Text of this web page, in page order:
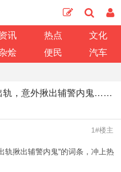
讯 热点
文化
烩 便民 汽车
轨，意外揪出辅警内鬼……
1#楼主
轨揪出辅警内鬼”的词条，冲上热